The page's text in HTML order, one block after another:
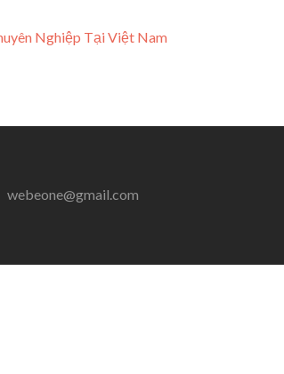
Nghiệp Tại Việt Nam
webeone@gmail.com